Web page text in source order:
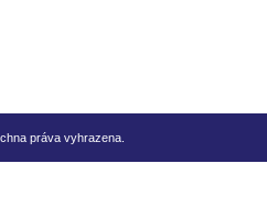
práva vyhrazena.